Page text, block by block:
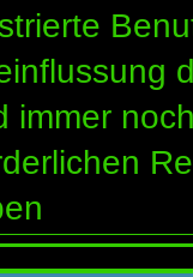
immer